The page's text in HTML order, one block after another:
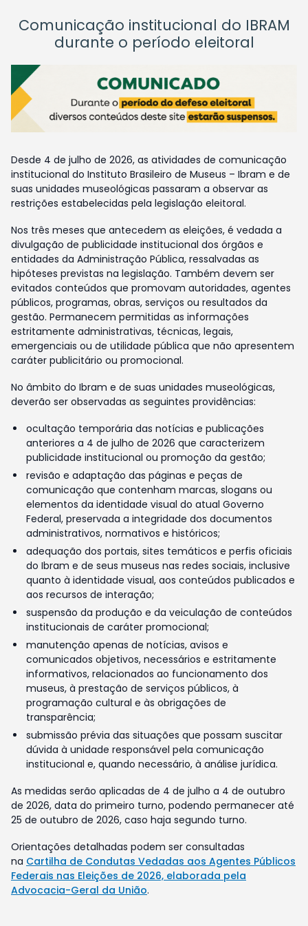
Comunicação institucional do IBRAM
durante o período eleitoral
Desde 4 de julho de 2026, as atividades de comunicação
institucional do Instituto Brasileiro de Museus – Ibram e de
suas unidades museológicas passaram a observar as
restrições estabelecidas pela legislação eleitoral.
Nos três meses que antecedem as eleições, é vedada a
divulgação de publicidade institucional dos órgãos e
entidades da Administração Pública, ressalvadas as
hipóteses previstas na legislação. Também devem ser
evitados conteúdos que promovam autoridades, agentes
públicos, programas, obras, serviços ou resultados da
gestão. Permanecem permitidas as informações
estritamente administrativas, técnicas, legais,
emergenciais ou de utilidade pública que não apresentem
caráter publicitário ou promocional.
No âmbito do Ibram e de suas unidades museológicas,
deverão ser observadas as seguintes providências:
ocultação temporária das notícias e publicações
anteriores a 4 de julho de 2026 que caracterizem
publicidade institucional ou promoção da gestão;
revisão e adaptação das páginas e peças de
comunicação que contenham marcas, slogans ou
elementos da identidade visual do atual Governo
Federal, preservada a integridade dos documentos
administrativos, normativos e históricos;
adequação dos portais, sites temáticos e perfis oficiais
do Ibram e de seus museus nas redes sociais, inclusive
quanto à identidade visual, aos conteúdos publicados e
aos recursos de interação;
suspensão da produção e da veiculação de conteúdos
institucionais de caráter promocional;
manutenção apenas de notícias, avisos e
comunicados objetivos, necessários e estritamente
informativos, relacionados ao funcionamento dos
museus, à prestação de serviços públicos, à
programação cultural e às obrigações de
transparência;
submissão prévia das situações que possam suscitar
dúvida à unidade responsável pela comunicação
institucional e, quando necessário, à análise jurídica.
As medidas serão aplicadas de 4 de julho a 4 de outubro
de 2026, data do primeiro turno, podendo permanecer até
25 de outubro de 2026, caso haja segundo turno.
Orientações detalhadas podem ser consultadas
na Cartilha de Condutas Vedadas aos Agentes Públicos
Federais nas Eleições de 2026, elaborada pela
Advocacia-Geral da União.